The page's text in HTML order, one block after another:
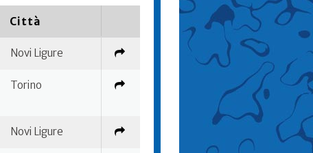
Città
Novi Ligure
Torino
Novi Ligure